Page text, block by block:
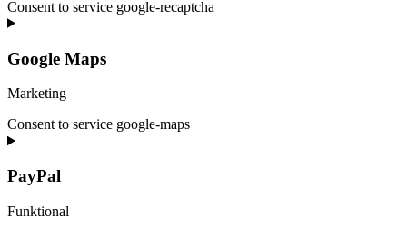
Consent to service google-recaptcha
Google Maps
Marketing
Consent to service google-maps
PayPal
Funktional